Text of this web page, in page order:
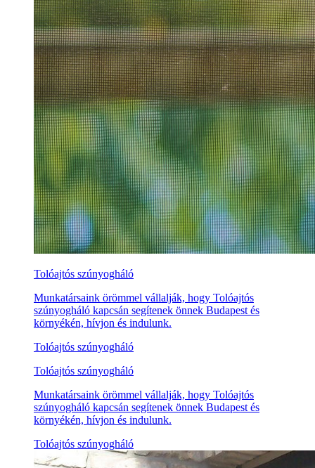
Tolóajtós szúnyogháló
Munkatársaink örömmel vállalják, hogy Tolóajtós
szúnyogháló kapcsán segítenek önnek Budapest és
környékén, hívjon és indulunk.
Tolóajtós szúnyogháló
Tolóajtós szúnyogháló
Munkatársaink örömmel vállalják, hogy Tolóajtós
szúnyogháló kapcsán segítenek önnek Budapest és
környékén, hívjon és indulunk.
Tolóajtós szúnyogháló